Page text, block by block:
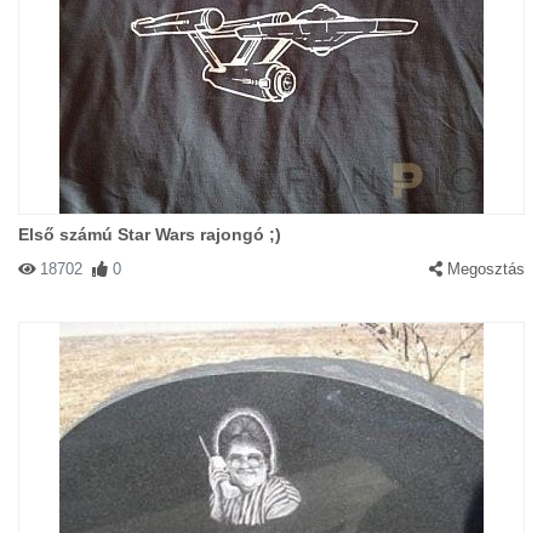
Első számú Star Wars rajongó ;)
18702 0 Megosztás